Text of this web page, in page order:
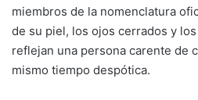
miembros de la nomenclatura
de su piel, los ojos cerrados y
reflejan una persona carente de
mismo tiempo despótica.